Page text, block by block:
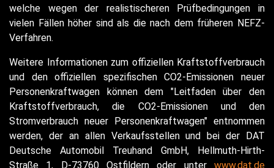
welche wegen der realistischeren Prüfbedingungen in
vielen Fällen höher sind als die nach dem früheren NEFZ-
Verfahren.
Weitere Informationen zum offiziellen Kraftstoffverbrauch
und den offiziellen spezifischen CO2-Emissionen neuer
Personenkraftwagen können dem "Leitfaden über den
Kraftstoffverbrauch, die CO2-Emissionen und den
Stromverbrauch neuer Personenkraftwagen" entnommen
werden, der an allen Verkaufsstellen und bei der DAT
Deutsche Automobil Treuhand GmbH, Hellmuth-Hirth-
Straße 1, D-73760 Ostfildern oder unter www.dat.de